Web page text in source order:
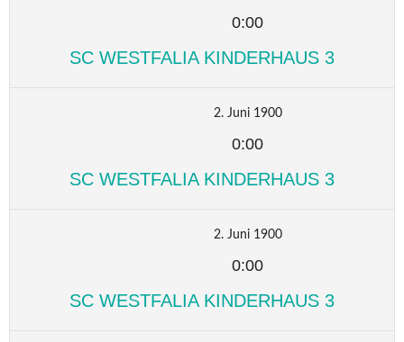
0:00
SC WESTFALIA KINDERHAUS 3
2. Juni 1900
0:00
SC WESTFALIA KINDERHAUS 3
2. Juni 1900
0:00
SC WESTFALIA KINDERHAUS 3